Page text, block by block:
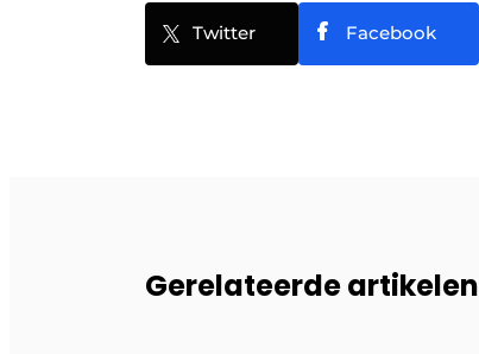
Twitter Facebook
Gerelateerde artikelen